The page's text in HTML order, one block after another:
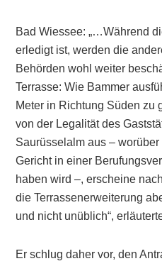
Bad Wiessee: „…Während
erledigt ist, werden die
Behörden wohl weiter
Terrasse: Wie Bammer
Meter in Richtung Süden zu
von der Legalität des
Saurüsselalm aus –
Gericht in einer
haben wird –, erscheine
die Terrassenerweiterung
und nicht unüblich“,
Er schlug daher vor, den